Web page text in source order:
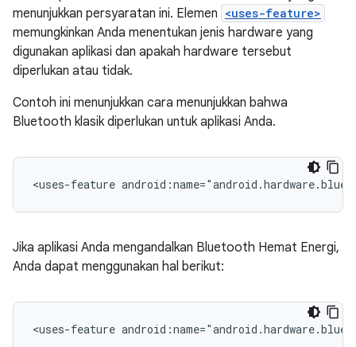
menunjukkan persyaratan ini. Elemen <uses-feature>
memungkinkan Anda menentukan jenis hardware yang
digunakan aplikasi dan apakah hardware tersebut
diperlukan atau tidak.
Contoh ini menunjukkan cara menunjukkan bahwa
Bluetooth klasik diperlukan untuk aplikasi Anda.
<uses-feature
Jika aplikasi Anda mengandalkan Bluetooth Hemat Energi,
Anda dapat menggunakan hal berikut:
<uses-feature